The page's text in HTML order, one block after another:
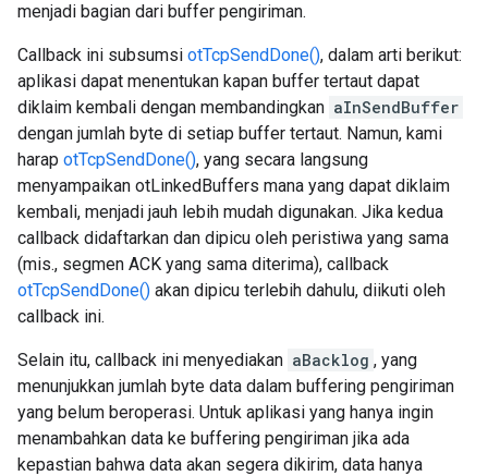
menjadi bagian dari buffer pengiriman.
Callback ini subsumsi otTcpSendDone(), dalam arti berikut:
aplikasi dapat menentukan kapan buffer tertaut dapat
diklaim kembali dengan membandingkan aInSendBuffer
dengan jumlah byte di setiap buffer tertaut. Namun, kami
harap otTcpSendDone(), yang secara langsung
menyampaikan otLinkedBuffers mana yang dapat diklaim
kembali, menjadi jauh lebih mudah digunakan. Jika kedua
callback didaftarkan dan dipicu oleh peristiwa yang sama
(mis., segmen ACK yang sama diterima), callback
otTcpSendDone() akan dipicu terlebih dahulu, diikuti oleh
callback ini.
Selain itu, callback ini menyediakan aBacklog , yang
menunjukkan jumlah byte data dalam buffering pengiriman
yang belum beroperasi. Untuk aplikasi yang hanya ingin
menambahkan data ke buffering pengiriman jika ada
kepastian bahwa data akan segera dikirim, data hanya